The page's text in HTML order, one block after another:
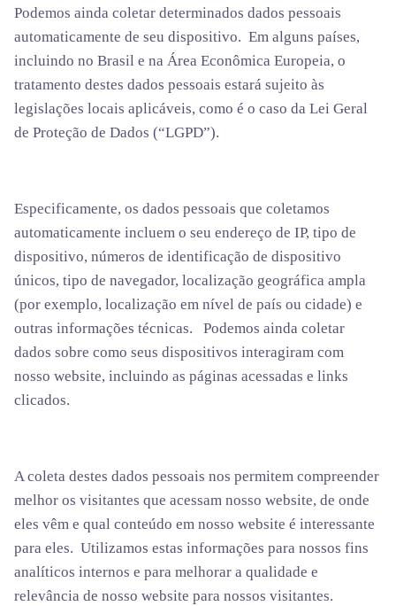
Podemos ainda coletar determinados dados pessoais
automaticamente de seu dispositivo. Em alguns países,
incluindo no Brasil e na Área Econômica Europeia, o
tratamento destes dados pessoais estará sujeito às
legislações locais aplicáveis, como é o caso da Lei Geral
de Proteção de Dados (“LGPD”).
Especificamente, os dados pessoais que coletamos
automaticamente incluem o seu endereço de IP, tipo de
dispositivo, números de identificação de dispositivo
únicos, tipo de navegador, localização geográfica ampla
(por exemplo, localização em nível de país ou cidade) e
outras informações técnicas. Podemos ainda coletar
dados sobre como seus dispositivos interagiram com
nosso website, incluindo as páginas acessadas e links
clicados.
A coleta destes dados pessoais nos permitem compreender
melhor os visitantes que acessam nosso website, de onde
eles vêm e qual conteúdo em nosso website é interessante
para eles. Utilizamos estas informações para nossos fins
analíticos internos e para melhorar a qualidade e
relevância de nosso website para nossos visitantes.